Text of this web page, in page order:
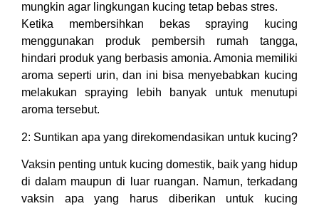
mungkin agar lingkungan kucing tetap bebas stres.
Ketika membersihkan bekas spraying kucing
menggunakan produk pembersih rumah tangga,
hindari produk yang berbasis amonia. Amonia memiliki
aroma seperti urin, dan ini bisa menyebabkan kucing
melakukan spraying lebih banyak untuk menutupi
aroma tersebut.
2: Suntikan apa yang direkomendasikan untuk kucing?
Vaksin penting untuk kucing domestik, baik yang hidup
di dalam maupun di luar ruangan. Namun, terkadang
vaksin apa yang harus diberikan untuk kucing